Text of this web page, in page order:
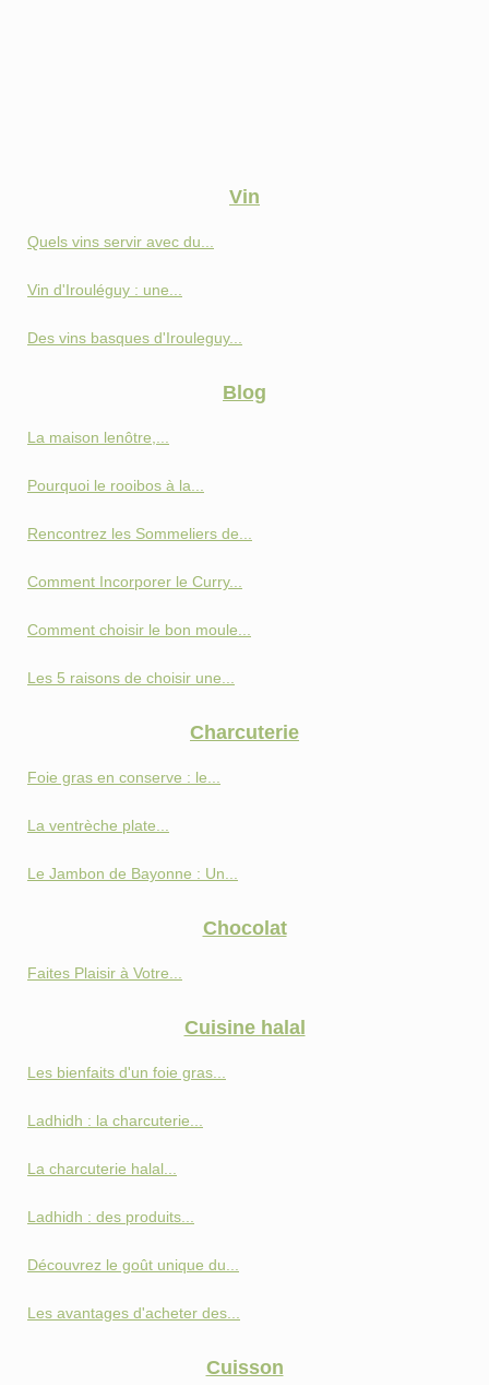
Vin
Quels vins servir avec du...
Vin d'Irouléguy : une...
Des vins basques d'Irouleguy...
Blog
La maison lenôtre,...
Pourquoi le rooibos à la...
Rencontrez les Sommeliers de...
Comment Incorporer le Curry...
Comment choisir le bon moule...
Les 5 raisons de choisir une...
Charcuterie
Foie gras en conserve : le...
La ventrèche plate...
Le Jambon de Bayonne : Un...
Chocolat
Faites Plaisir à Votre...
Cuisine halal
Les bienfaits d'un foie gras...
Ladhidh : la charcuterie...
La charcuterie halal...
Ladhidh : des produits...
Découvrez le goût unique du...
Les avantages d'acheter des...
Cuisson